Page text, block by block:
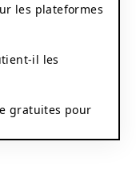
les plateformes
il les
gratuites pour